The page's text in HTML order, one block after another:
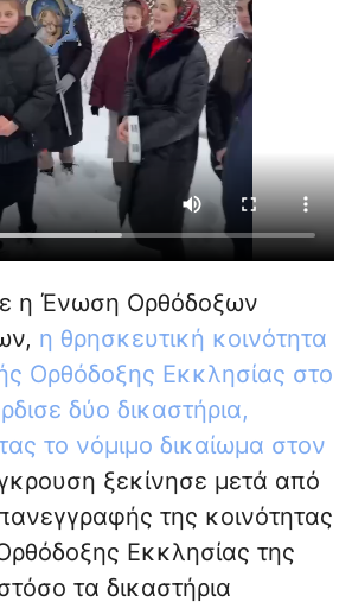
η Ένωση Ορθόδοξων
η θρησκευτική κοινότητα
Ορθόδοξης Εκκλησίας στο
δύο δικαστήρια,
το νόμιμο δικαίωμα στον
ξεκίνησε μετά από
της κοινότητας
Εκκλησίας της
τα δικαστήρια